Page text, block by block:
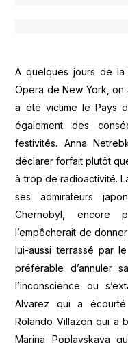
A quelques jours de la
Opera de New York,
a été victime le Pays
également des
festivités. Anna
déclarer forfait plutôt
à trop de radioactivité.
ses admirateurs
Chernobyl, encore
l’empêcherait de
lui-aussi terrassé par
préférable d’annuler
l’inconscience ou
Alvarez qui a
Rolando Villazon qui a
Marina Poplavskaya